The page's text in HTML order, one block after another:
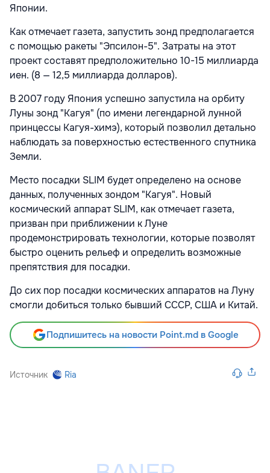
Японии.
Как отмечает газета, запустить зонд предполагается
с помощью ракеты "Эпсилон-5". Затраты на этот
проект составят предположительно 10-15 миллиарда
иен. (8 — 12,5 миллиарда долларов).
В 2007 году Япония успешно запустила на орбиту
Луны зонд "Кагуя" (по имени легендарной лунной
принцессы Кагуя-химэ), который позволил детально
наблюдать за поверхностью естественного спутника
Земли.
Место посадки SLIM будет определено на основе
данных, полученных зондом "Кагуя". Новый
космический аппарат SLIM, как отмечает газета,
призван при приближении к Луне
продемонстрировать технологии, которые позволят
быстро оценить рельеф и определить возможные
препятствия для посадки.
До сих пор посадки космических аппаратов на Луну
смогли добиться только бывший СССР, США и Китай.
Подпишитесь на новости Point.md в Google
Источник Ria